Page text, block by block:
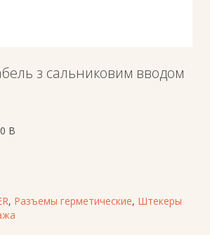
з сальниковим вводом
В
, Разъемы герметические, Штекеры